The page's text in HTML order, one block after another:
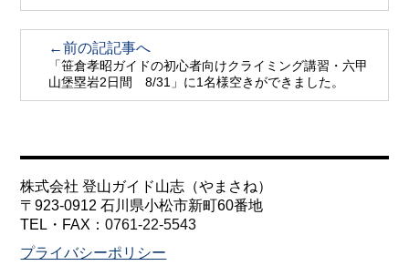
←前の記記事へ
「笹倉孝昭ガイドの初心者向けクライミング講習・六甲
山堡塁岩2日間 8/31」に1名様空きができました。
株式会社 登山ガイド山志（やまさね）
〒923-0912 石川県小松市新町60番地
TEL・FAX：0761-22-5543
プライバシーポリシー